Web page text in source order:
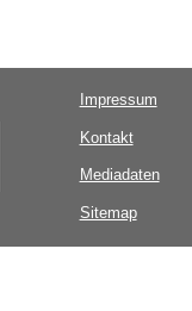
Impressum
Kontakt
Mediadaten
Sitemap